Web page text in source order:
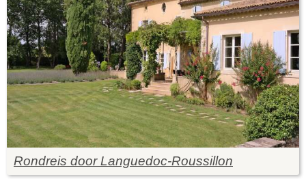
Rondreis door Languedoc-Roussillon